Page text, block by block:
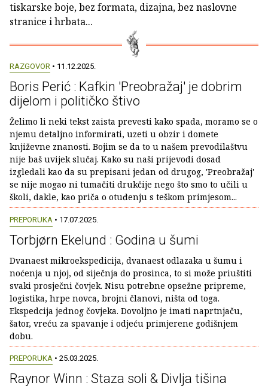
tiskarske boje, bez formata, dizajna, bez naslovne
stranice i hrbata...
RAZGOVOR • 11.12.2025.
Boris Perić : Kafkin 'Preobražaj' je dobrim
dijelom i političko štivo
Želimo li neki tekst zaista prevesti kako spada, moramo se o
njemu detaljno informirati, uzeti u obzir i domete
književne znanosti. Bojim se da to u našem prevodilaštvu
nije baš uvijek slučaj. Kako su naši prijevodi dosad
izgledali kao da su prepisani jedan od drugog, 'Preobražaj'
se nije mogao ni tumačiti drukčije nego što smo to učili u
školi, dakle, kao priča o otuđenju s teškom primjesom...
PREPORUKA • 17.07.2025.
Torbjørn Ekelund : Godina u šumi
Dvanaest mikroekspedicija, dvanaest odlazaka u šumu i
noćenja u njoj, od siječnja do prosinca, to si može priuštiti
svaki prosječni čovjek. Nisu potrebne opsežne pripreme,
logistika, hrpe novca, brojni članovi, ništa od toga.
Ekspedcija jednog čovjeka. Dovoljno je imati naprtnjaču,
šator, vreću za spavanje i odjeću primjerene godišnjem
dobu.
PREPORUKA • 25.03.2025.
Raynor Winn : Staza soli & Divlja tišina